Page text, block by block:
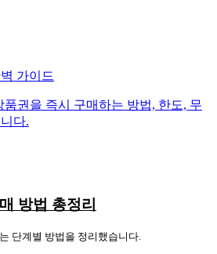
가이드
품권을 즉시 구매하는 방법, 한도, 무
다.
방법 총정리
단계별 방법을 정리했습니다.